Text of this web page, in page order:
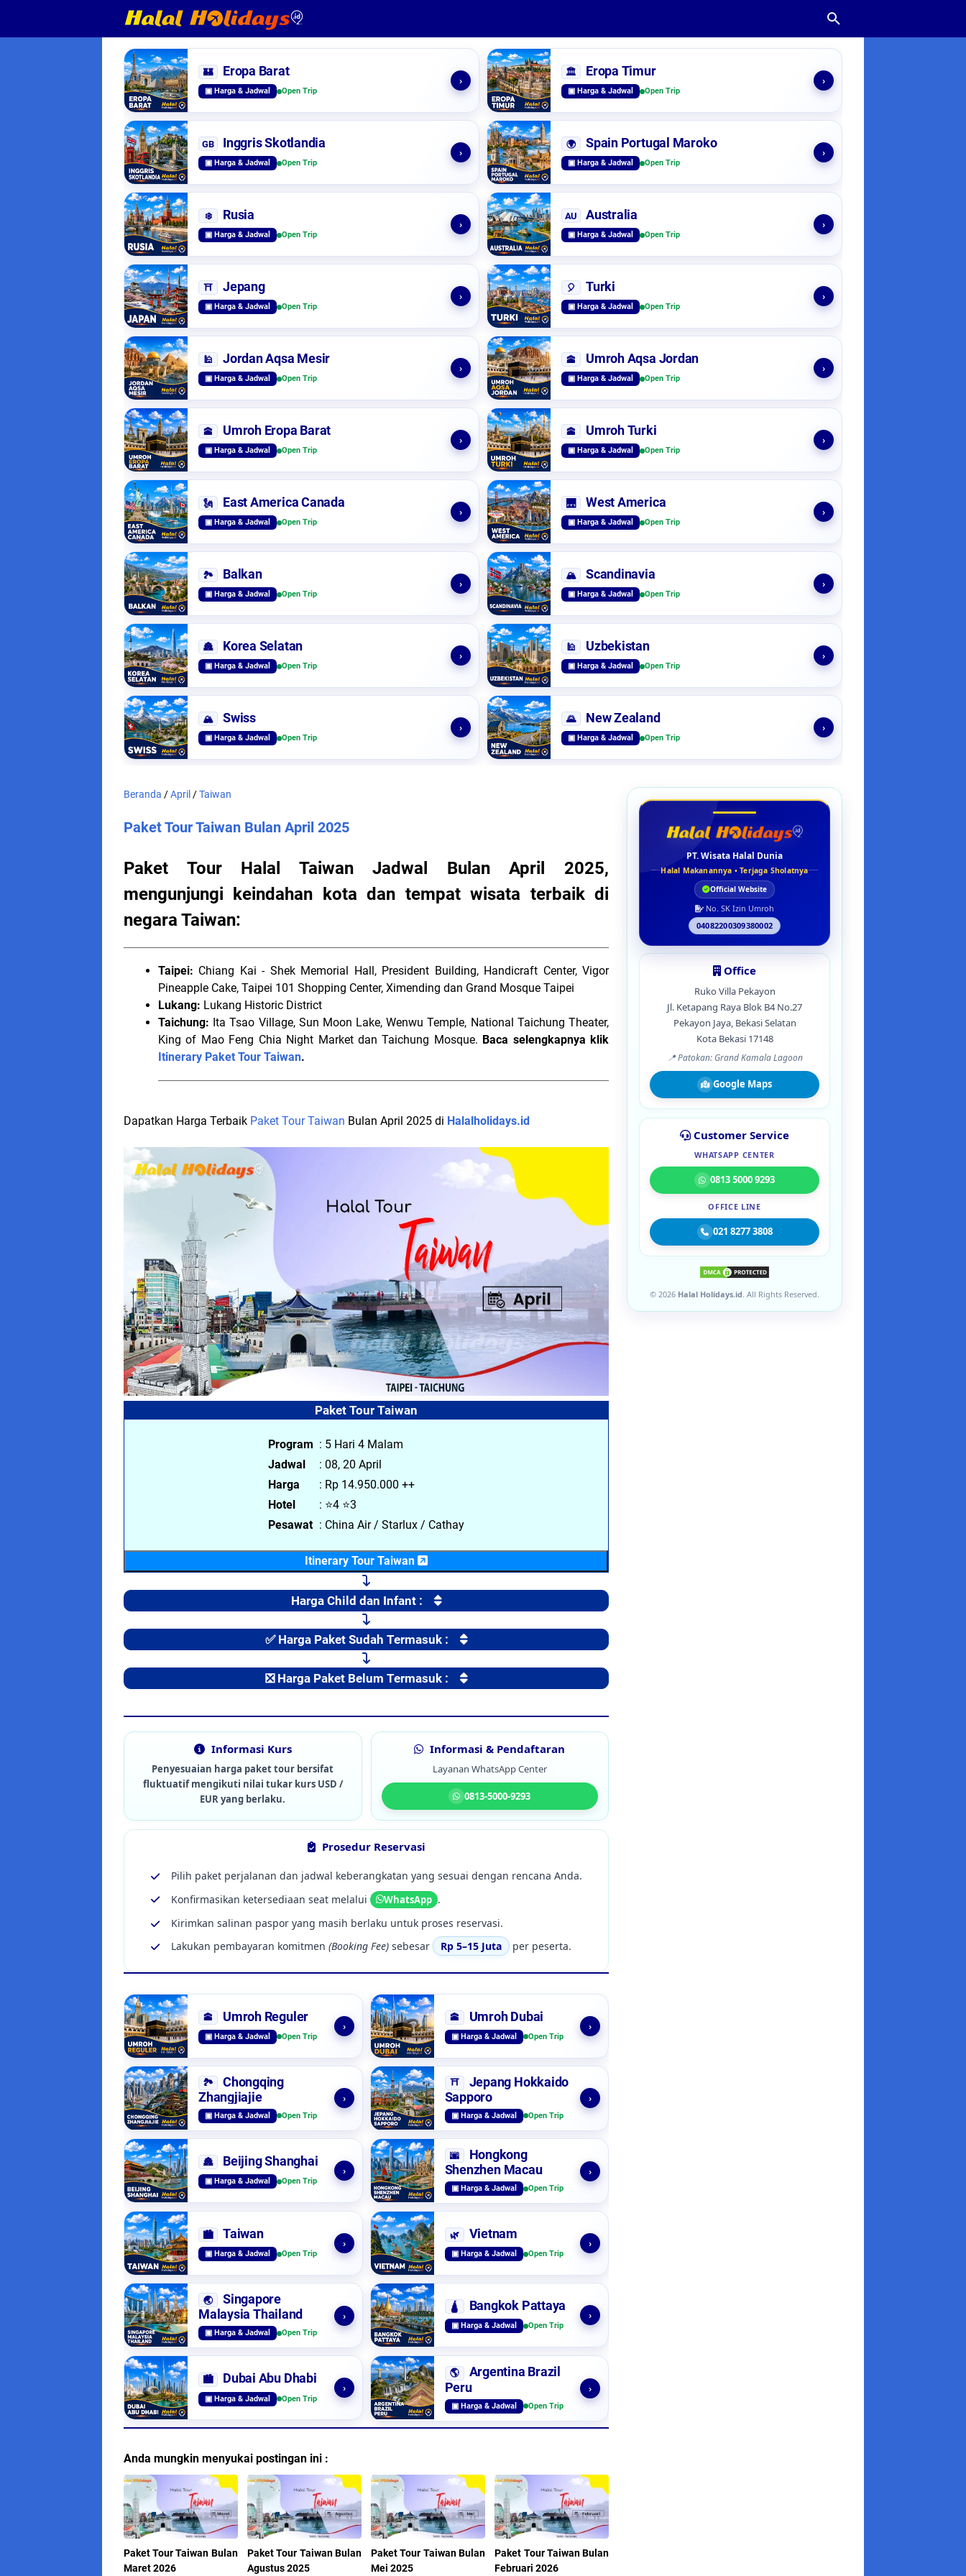
🏰 Eropa Barat
▣ Harga & Jadwal Open Trip
›
🏛️ Eropa Timur
▣ Harga & Jadwal Open Trip
›
GB Inggris Skotlandia
▣ Harga & Jadwal Open Trip
›
🌍 Spain Portugal Maroko
▣ Harga & Jadwal Open Trip
›
❄️ Rusia
▣ Harga & Jadwal Open Trip
›
AU Australia
▣ Harga & Jadwal Open Trip
›
⛩️ Jepang
▣ Harga & Jadwal Open Trip
›
🎈 Turki
▣ Harga & Jadwal Open Trip
›
🕌 Jordan Aqsa Mesir
▣ Harga & Jadwal Open Trip
›
🕋 Umroh Aqsa Jordan
▣ Harga & Jadwal Open Trip
›
🕋 Umroh Eropa Barat
▣ Harga & Jadwal Open Trip
›
🕋 Umroh Turki
▣ Harga & Jadwal Open Trip
›
🗽 East America Canada
▣ Harga & Jadwal Open Trip
›
🌉 West America
▣ Harga & Jadwal Open Trip
›
🏞️ Balkan
▣ Harga & Jadwal Open Trip
›
🏔️ Scandinavia
▣ Harga & Jadwal Open Trip
›
🏯 Korea Selatan
▣ Harga & Jadwal Open Trip
›
🕌 Uzbekistan
▣ Harga & Jadwal Open Trip
›
🏔️ Swiss
▣ Harga & Jadwal Open Trip
›
🌄 New Zealand
▣ Harga & Jadwal Open Trip
›
Beranda /April /Taiwan
Paket Tour Taiwan Bulan April 2025
Paket Tour Halal Taiwan Jadwal Bulan April 2025,
mengunjungi keindahan kota dan tempat wisata terbaik di
negara Taiwan:
Taipei: Chiang Kai - Shek Memorial Hall, President Building, Handicraft Center, Vigor
Pineapple Cake, Taipei 101 Shopping Center, Ximending dan Grand Mosque Taipei
Lukang: Lukang Historic District
Taichung: Ita Tsao Village, Sun Moon Lake, Wenwu Temple, National Taichung Theater,
King of Mao Feng Chia Night Market dan Taichung Mosque. Baca selengkapnya klik
Itinerary Paket Tour Taiwan.
Dapatkan Harga Terbaik Paket Tour Taiwan Bulan April 2025 di Halalholidays.id
Paket Tour Taiwan
Program : 5 Hari 4 Malam
Jadwal
: 08, 20 April
Harga
: Rp 14.950.000 ++
Hotel
: ⭐4 ⭐3
Pesawat : China Air / Starlux / Cathay
Itinerary Tour Taiwan
Harga Child dan Infant :
✅ Harga Paket Sudah Termasuk :
❎ Harga Paket Belum Termasuk :
Informasi Kurs
Penyesuaian harga paket tour bersifat
fluktuatif mengikuti nilai tukar kurs USD /
EUR yang berlaku.
Informasi & Pendaftaran
Layanan WhatsApp Center
0813-5000-9293
Prosedur Reservasi
Pilih paket perjalanan dan jadwal keberangkatan yang sesuai dengan rencana Anda.
Konfirmasikan ketersediaan seat melalui
WhatsApp .
Kirimkan salinan paspor yang masih berlaku untuk proses reservasi.
Lakukan pembayaran komitmen (Booking Fee)sebesar Rp 5–15 Juta per peserta.
🕋 Umroh Reguler
▣ Harga & Jadwal Open Trip
›
🕋 Umroh Dubai
▣ Harga & Jadwal Open Trip
›
🏞️
Chongqing
Zhangjiajie
▣ Harga & Jadwal Open Trip
›
⛩️
Jepang Hokkaido
Sapporo
▣ Harga & Jadwal Open Trip
›
🏯 Beijing Shanghai
▣ Harga & Jadwal Open Trip
›
🌆
Hongkong
Shenzhen Macau
▣ Harga & Jadwal Open Trip
›
🏙️ Taiwan
▣ Harga & Jadwal Open Trip
›
🌿 Vietnam
▣ Harga & Jadwal Open Trip
›
🌏
Singapore
Malaysia Thailand
▣ Harga & Jadwal Open Trip
›
🛕 Bangkok Pattaya
▣ Harga & Jadwal Open Trip
›
🏙️ Dubai Abu Dhabi
▣ Harga & Jadwal Open Trip
›
🌎
Argentina Brazil
Peru
▣ Harga & Jadwal Open Trip
›
Anda mungkin menyukai postingan ini :
Paket Tour Taiwan Bulan
Maret 2026
Paket Tour Taiwan Bulan
Agustus 2025
Paket Tour Taiwan Bulan
Mei 2025
Paket Tour Taiwan Bulan
Februari 2026
PT. Wisata Halal Dunia
Halal Makanannya • Terjaga Sholatnya
Official Website
No. SK Izin Umroh
04082200309380002
Office
Ruko Villa Pekayon
Jl. Ketapang Raya Blok B4 No.27
Pekayon Jaya, Bekasi Selatan
Kota Bekasi 17148
📍 Patokan: Grand Kamala Lagoon
Google Maps
Customer Service
WHATSAPP CENTER
0813 5000 9293
OFFICE LINE
021 8277 3808
© 2026 Halal Holidays.id . All Rights Reserved.